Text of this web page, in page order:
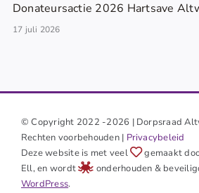
Donateursactie 2026 Hartsave
17 juli 2026
© Copyright 2022 -2026 | Dorpsraad
Rechten voorbehouden | Privacybeleid
Deze website is met veel
gemaakt
Ell, en wordt
onderhouden &
WordPress.